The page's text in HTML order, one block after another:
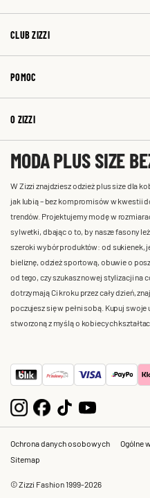
CLUB ZIZZI
POMOC
O ZIZZI
MODA PLUS SIZE
W Zizzi znajdziesz odzież plus size dla
jak lubią – bez kompromisów w kwestii
trendów. Projektujemy modę w
sylwetki, dbając o to, by nasze fasony
szeroki wybór produktów: od sukienek,
bieliznę, odzież sportową, obuwie o
od tego, czy szukasz nowej stylizacji na
dotrzymają Ci kroku przez cały dzień,
poczujesz się w pełni sobą. Kupuj
stworzoną z myślą o kobiecych
Ochrona danych osobowych Ogólne
Sitemap
© Zizzi Fashion 1999-2026